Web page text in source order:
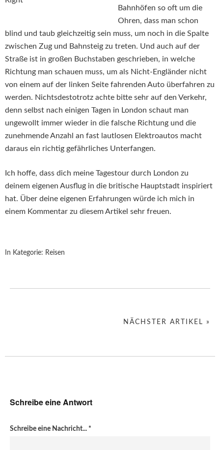
Bahnhöfen so oft um die
Ohren, dass man schon
blind und taub gleichzeitig sein muss, um noch in die Spalte
zwischen Zug und Bahnsteig zu treten. Und auch auf der
Straße ist in großen Buchstaben geschrieben, in welche
Richtung man schauen muss, um als Nicht-Engländer nicht
von einem auf der linken Seite fahrenden Auto überfahren zu
werden. Nichtsdestotrotz achte bitte sehr auf den Verkehr,
denn selbst nach einigen Tagen in London schaut man
ungewollt immer wieder in die falsche Richtung und die
zunehmende Anzahl an fast lautlosen Elektroautos macht
daraus ein richtig gefährliches Unterfangen.
Ich hoffe, dass dich meine Tagestour durch London zu
deinem eigenen Ausflug in die britische Hauptstadt inspiriert
hat. Über deine eigenen Erfahrungen würde ich mich in
einem Kommentar zu diesem Artikel sehr freuen.
In Kategorie: Reisen
NÄCHSTER ARTIKEL »
Schreibe eine Antwort
Schreibe eine Nachricht... *